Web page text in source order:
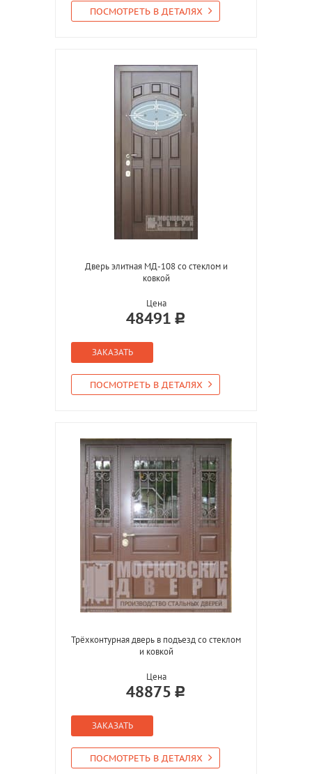
ПОСМОТРЕТЬ В ДЕТАЛЯХ
Дверь элитная МД-108 со стеклом и
ковкой
Цена
48491
ЗАКАЗАТЬ
ПОСМОТРЕТЬ В ДЕТАЛЯХ
Трёхконтурная дверь в подъезд со стеклом
и ковкой
Цена
48875
ЗАКАЗАТЬ
ПОСМОТРЕТЬ В ДЕТАЛЯХ